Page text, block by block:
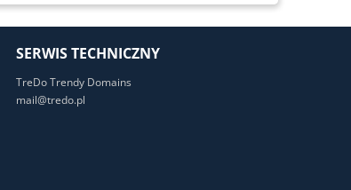
SERWIS TECHNICZNY
TreDo Trendy Domains
mail@tredo.pl